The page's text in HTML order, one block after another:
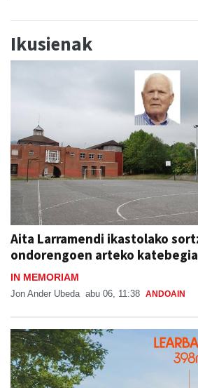
Ikusienak
Aita Larramendi ikastolako
ondorengoen arteko katebegia
IN MEMORIAM
Jon Ander Ubeda abu 06, 11:38 ANDOAIN